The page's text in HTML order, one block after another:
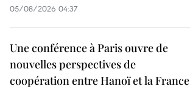
05/08/2026 04:37
Une conférence à Paris ouvre de
nouvelles perspectives de
coopération entre Hanoï et la France